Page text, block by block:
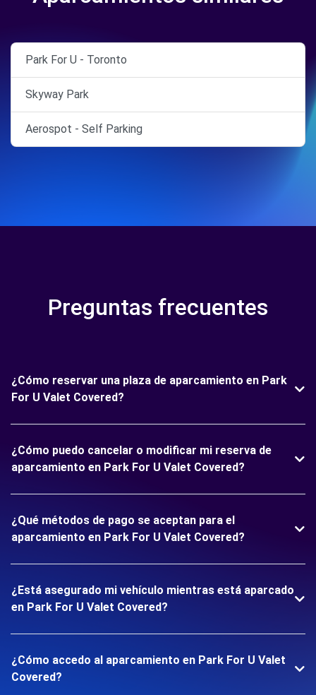
Park For U - Toronto
Skyway Park
Aerospot - Self Parking
Preguntas frecuentes
¿Cómo reservar una plaza de aparcamiento en Park
For U Valet Covered?
¿Cómo puedo cancelar o modificar mi reserva de
aparcamiento en Park For U Valet Covered?
¿Qué métodos de pago se aceptan para el
aparcamiento en Park For U Valet Covered?
¿Está asegurado mi vehículo mientras está aparcado
en Park For U Valet Covered?
¿Cómo accedo al aparcamiento en Park For U Valet
Covered?